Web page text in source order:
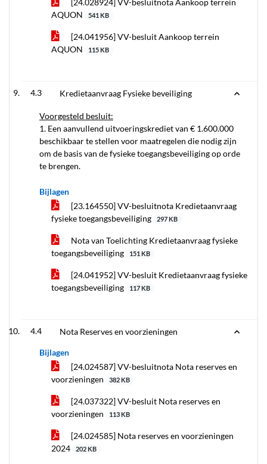
[24.028924] VV-besluitnota Aankoop terrein
AQUON
541 KB
[24.041956] VV-besluit Aankoop terrein
AQUON
115 KB
4.3 Kredietaanvraag Fysieke beveiliging
Voorgesteld besluit:
1. Een aanvullend uitvoeringskrediet van € 1.600.000
beschikbaar te stellen voor maatregelen die nodig zijn
om de basis van de fysieke toegangsbeveiliging op orde
te brengen.
Bijlagen
[23.164550] VV-besluitnota Kredietaanvraag
fysieke toegangsbeveiliging
297 KB
Nota van Toelichting Kredietaanvraag fysieke
toegangsbeveiliging
151 KB
[24.041952] VV-besluit Kredietaanvraag fysieke
toegangsbeveiliging
117 KB
4.4 Nota Reserves en voorzieningen
Bijlagen
[24.024587] VV-besluitnota Nota reserves en
voorzieningen
382 KB
[24.037322] VV-besluit Nota reserves en
voorzieningen
113 KB
[24.024585] Nota reserves en voorzieningen
2024
202 KB